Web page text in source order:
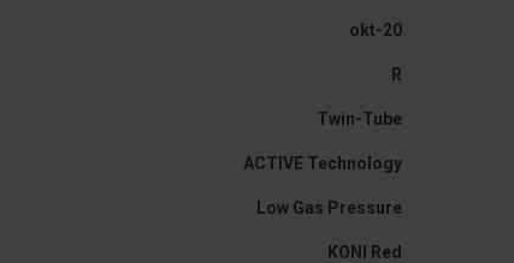
okt-20
R
Twin-Tube
ACTIVE Technology
Low Gas Pressure
KONI Red